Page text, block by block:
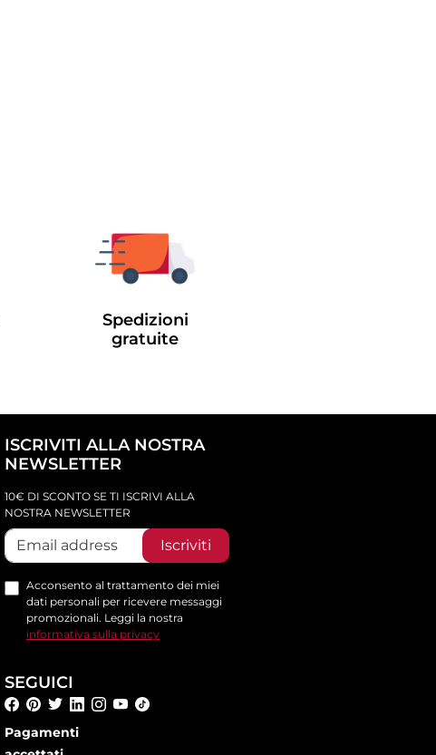
Spedizioni
gratuite
ISCRIVITI ALLA NOSTRA
NEWSLETTER
10€ DI SCONTO SE TI ISCRIVI ALLA
NOSTRA NEWSLETTER
Iscriviti
Acconsento al trattamento dei miei
dati personali per ricevere messaggi
promozionali. Leggi la nostra
informativa sulla privacy
SEGUICI
Pagamenti